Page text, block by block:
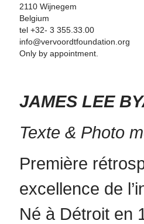
2110 Wijnegem
Belgium
tel +32- 3 355.33.00
info@vervoordtfoundation.org
Only by appointment.
JAMES LEE
Texte & Photo
Première
excellence de
Né à Détroit en